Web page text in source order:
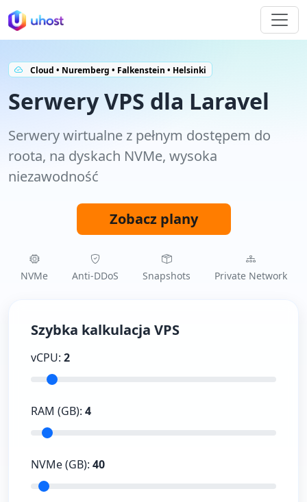
Cloud • Nuremberg • Falkenstein • Helsinki
Serwery VPS dla Laravel
Serwery wirtualne z pełnym dostępem do
roota, na dyskach NVMe, wysoka
niezawodność
Zobacz plany
NVMe Anti‑DDoS Snapshots Private Network
Szybka kalkulacja VPS
vCPU: 2
RAM (GB): 4
NVMe (GB): 40